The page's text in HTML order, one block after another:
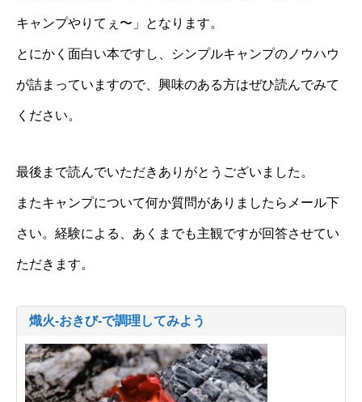
キャンプやりてぇ〜」となります。
とにかく面白い本ですし、シンプルキャンプのノウハウ
が詰まっていますので、興味のある方はぜひ読んでみて
ください。
最後まで読んでいただきありがとうございました。
またキャンプについて何か質問がありましたらメール下
さい。経験による、あくまでも主観ですが回答させてい
ただきます。
熾火-おきび-で調理してみよう